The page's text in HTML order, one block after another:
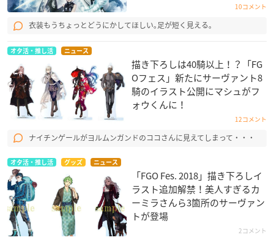
10コメント
衣装もうちょっとどうにかしてほしい｡足が短く見える｡
オタ活・推し活 ニュース
描き下ろしは40騎以上！？「FG
Oフェス」新たにサーヴァント8
騎のイラスト公開にマシュがフ
ォウくんに！
12コメント
ナイチンゲールがヨルムンガンドのココさんに見えてしまって・・・
オタ活・推し活 グッズ ニュース
「FGO Fes. 2018​」描き下ろしイ
ラスト追加解禁！美人すぎるカ
ーミラさんら3箇所のサーヴァン
トが登場
2コメント